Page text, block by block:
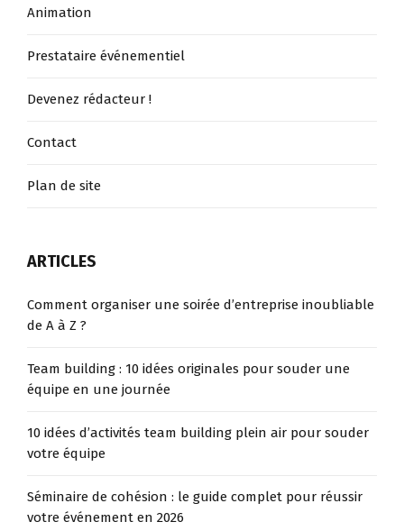
Animation
Prestataire événementiel
Devenez rédacteur !
Contact
Plan de site
ARTICLES
Comment organiser une soirée d’entreprise inoubliable
de A à Z ?
Team building : 10 idées originales pour souder une
équipe en une journée
10 idées d’activités team building plein air pour souder
votre équipe
Séminaire de cohésion : le guide complet pour réussir
votre événement en 2026